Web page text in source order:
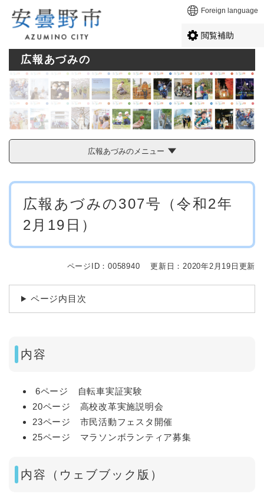
メニューを飛ばして本文へ Foreign language
閲覧補助
広報あづみの
広報あづみのメニュー
本
広報あづみの307号（令和2年
2月19日）
ページID：0058940 更新日：2020年2月19日更新
ページ内目次
内容
6ページ 自転車実証実験
20ページ 高校改革実施説明会
23ページ 市民活動フェスタ開催
25ページ マラソンボランティア募集
内容（ウェブブック版）